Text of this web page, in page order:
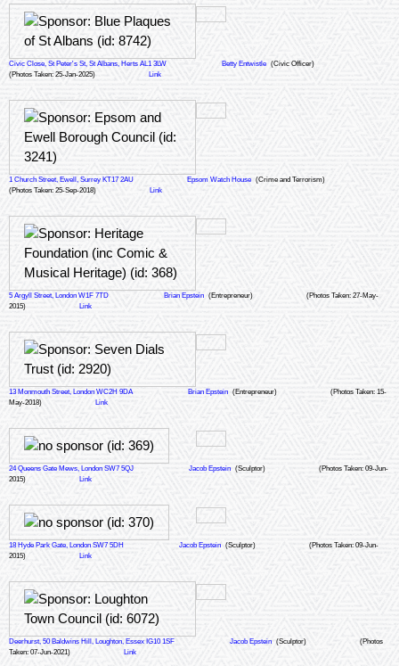
Civic Close, St Peter's St, St Albans, Herts AL1 3LW Betty Entwistle (Civic Officer)
(Photos Taken: 25-Jan-2025)
Link
1 Church Street, Ewell, Surrey KT17 2AU Epsom Watch House (Crime and Terrorism)
(Photos Taken: 25-Sep-2018)
Link
5 Argyll Street, London W1F 7TD Brian Epstein (Entrepreneur)
(Photos Taken: 27-May-
2015)
Link
13 Monmouth Street, London WC2H 9DA Brian Epstein (Entrepreneur)
(Photos Taken: 15-
May-2018)
Link
24 Queens Gate Mews, London SW7 5QJ Jacob Epstein (Sculptor)
(Photos Taken: 09-Jun-
2015)
Link
18 Hyde Park Gate, London SW7 5DH Jacob Epstein (Sculptor)
(Photos Taken: 09-Jun-
2015)
Link
Deerhurst, 50 Baldwins Hill, Loughton, Essex IG10 1SF Jacob Epstein (Sculptor)
(Photos
Taken: 07-Jun-2021)
Link